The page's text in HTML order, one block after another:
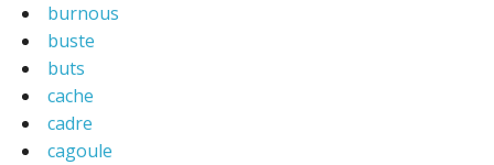
burnous
buste
buts
cache
cadre
cagoule